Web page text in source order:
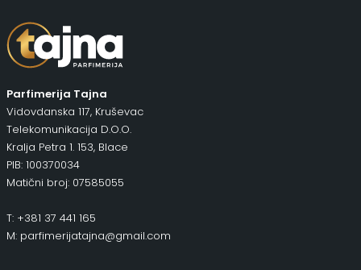
Parfimerija Tajna
Vidovdanska 117, Kruševac
Telekomunikacija D.O.O.
Kralja Petra 1. 153, Blace
PIB: 100370034
Matični broj: 07585055
T: +381 37 441 165
M: parfimerijatajna@gmail.com